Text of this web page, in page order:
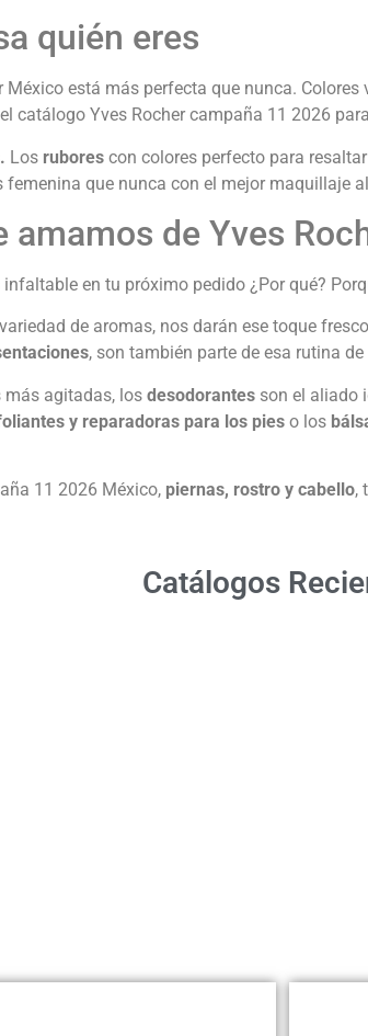
quién eres
México está más perfecta que nunca.
catálogo Yves Rocher campaña 11 2026
Los rubores con colores perfecto para
que nunca con el mejor maquillaje
amamos de Yves
en tu próximo pedido ¿Por qué?
de aromas, nos darán ese toque
, son también parte de esa rutina
más agitadas, los desodorantes son el aliado
y reparadoras para los pies o los
11 2026 México, piernas, rostro y cabello,
Catálogos